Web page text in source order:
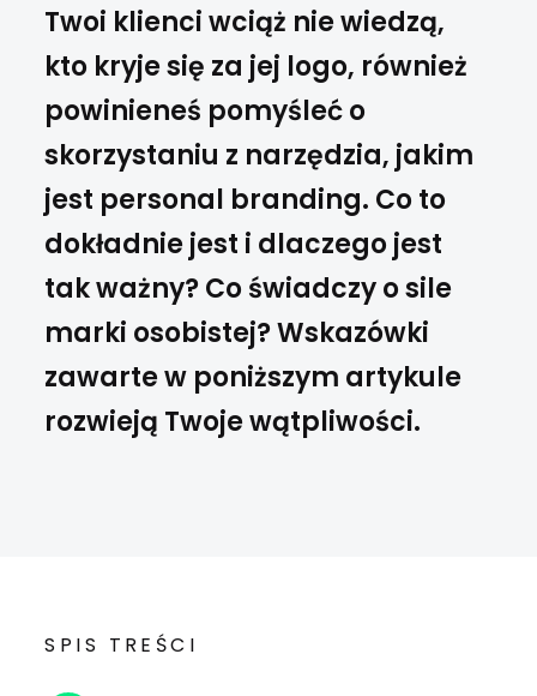
Twoi klienci wciąż nie wiedzą,
kto kryje się za jej logo, również
powinieneś pomyśleć o
skorzystaniu z narzędzia, jakim
jest personal branding. Co to
dokładnie jest i dlaczego jest
tak ważny? Co świadczy o sile
marki osobistej? Wskazówki
zawarte w poniższym artykule
rozwieją Twoje wątpliwości.
SPIS TREŚCI